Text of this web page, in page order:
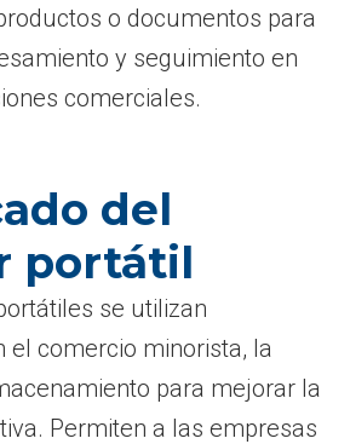
o documentos para
y seguimiento en
comerciales.
del
portátil
se utilizan
el comercio minorista, la
para mejorar la
Permiten a las empresas